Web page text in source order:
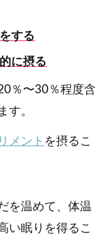
する
に摂る
％〜30％程度含
す。
メント を摂るこ
を温めて、体温
い眠りを得るこ